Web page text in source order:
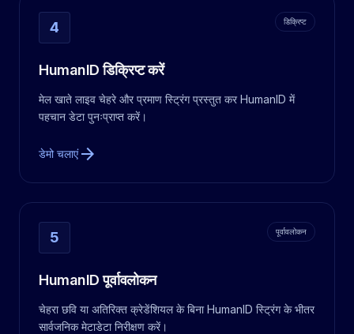
4 डिक्रिप्ट
HumanID डिक्रिप्ट करें
मेल खाते लाइव चेहरे और प्रमाण स्ट्रिंग प्रस्तुत कर HumanID में
पहचान डेटा पुनःप्राप्त करें।
डेमो चलाएंarrow_forward
5 पूर्वावलोकन
HumanID पूर्वावलोकन
चेहरा छवि या अतिरिक्त क्रेडेंशियल के बिना HumanID स्ट्रिंग के भीतर
सार्वजनिक मेटाडेटा निरीक्षण करें।